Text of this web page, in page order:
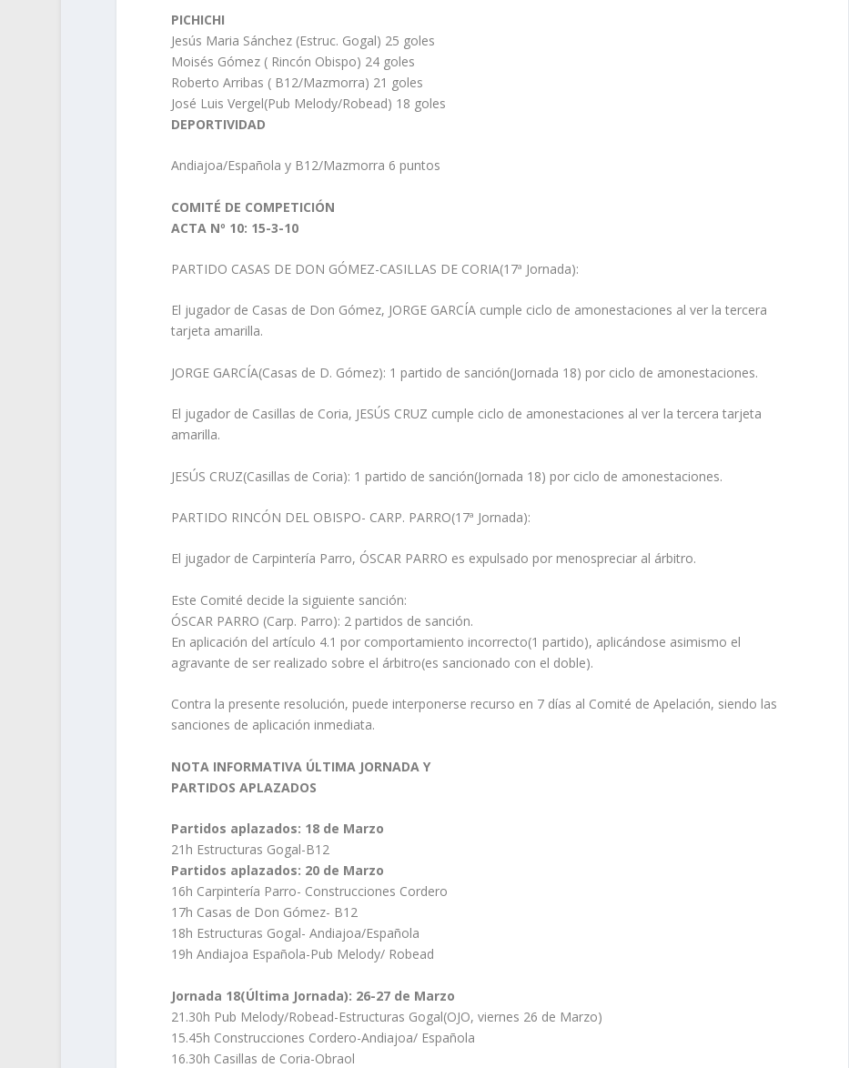
PICHICHI
Jesús Maria Sánchez (Estruc. Gogal) 25 goles
Moisés Gómez ( Rincón Obispo) 24 goles
Roberto Arribas ( B12/Mazmorra) 21 goles
José Luis Vergel(Pub Melody/Robead) 18 goles
DEPORTIVIDAD
Andiajoa/Española y B12/Mazmorra 6 puntos
COMITÉ DE COMPETICIÓN
ACTA Nº 10: 15-3-10
PARTIDO CASAS DE DON GÓMEZ-CASILLAS DE CORIA(17ª Jornada):
El jugador de Casas de Don Gómez, JORGE GARCÍA cumple ciclo de amonestaciones al ver la tercera
tarjeta amarilla.
JORGE GARCÍA(Casas de D. Gómez): 1 partido de sanción(Jornada 18) por ciclo de amonestaciones.
El jugador de Casillas de Coria, JESÚS CRUZ cumple ciclo de amonestaciones al ver la tercera tarjeta
amarilla.
JESÚS CRUZ(Casillas de Coria): 1 partido de sanción(Jornada 18) por ciclo de amonestaciones.
PARTIDO RINCÓN DEL OBISPO- CARP. PARRO(17ª Jornada):
El jugador de Carpintería Parro, ÓSCAR PARRO es expulsado por menospreciar al árbitro.
Este Comité decide la siguiente sanción:
ÓSCAR PARRO (Carp. Parro): 2 partidos de sanción.
En aplicación del artículo 4.1 por comportamiento incorrecto(1 partido), aplicándose asimismo el
agravante de ser realizado sobre el árbitro(es sancionado con el doble).
Contra la presente resolución, puede interponerse recurso en 7 días al Comité de Apelación, siendo las
sanciones de aplicación inmediata.
NOTA INFORMATIVA ÚLTIMA JORNADA Y
PARTIDOS APLAZADOS
Partidos aplazados: 18 de Marzo
21h Estructuras Gogal-B12
Partidos aplazados: 20 de Marzo
16h Carpintería Parro- Construcciones Cordero
17h Casas de Don Gómez- B12
18h Estructuras Gogal- Andiajoa/Española
19h Andiajoa Española-Pub Melody/ Robead
Jornada 18(Última Jornada): 26-27 de Marzo
21.30h Pub Melody/Robead-Estructuras Gogal(OJO, viernes 26 de Marzo)
15.45h Construcciones Cordero-Andiajoa/ Española
16.30h Casillas de Coria-Obraol